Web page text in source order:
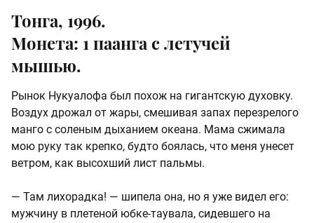
Тонга, 1996.
Монета: 1 паанга с летучей
мышью.
Рынок Нукуалофа был похож на гигантскую духовку.
Воздух дрожал от жары, смешивая запах перезрелого
манго с соленым дыханием океана. Мама сжимала
мою руку так крепко, будто боялась, что меня унесет
ветром, как высохший лист пальмы.
— Там лихорадка! — шипела она, но я уже видел его:
мужчину в плетеной юбке-таувала, сидевшего на